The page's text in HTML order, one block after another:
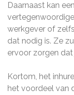
Daarnaast kan
werkgever of
dat nodig is. Ze
ervoor zorgen dat
Kortom, het
het voordeel van